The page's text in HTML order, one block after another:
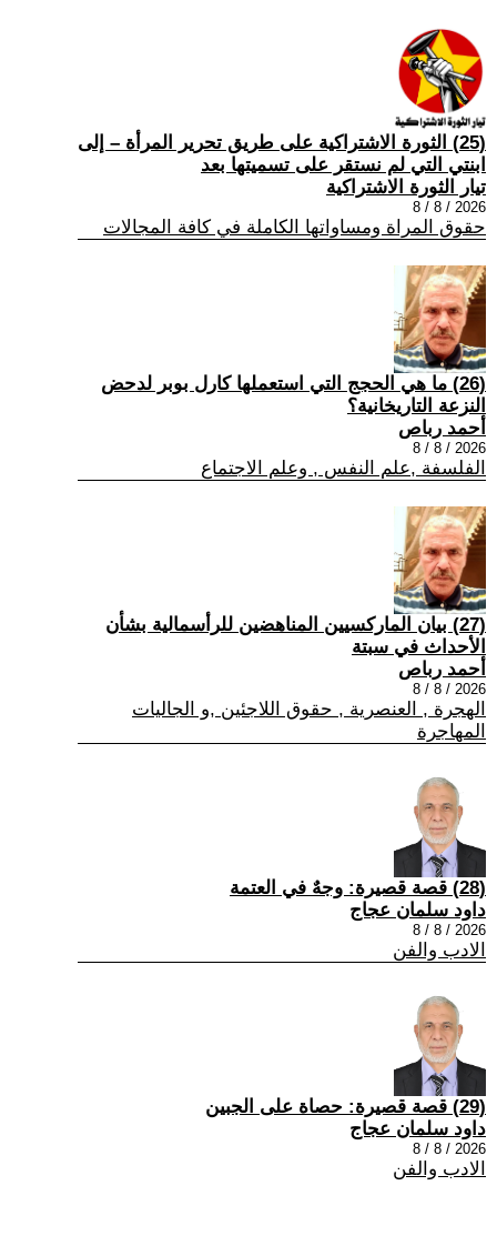
(25) الثورة الاشتراكية على طريق تحرير المرأة – إلى
ابنتي التي لم نستقر على تسميتها بعد
تيار الثورة الاشتراكية
2026 / 8 / 8
حقوق المراة ومساواتها الكاملة في كافة المجالات
(26) ما هي الحجج التي استعملها كارل بوبر لدحض
النزعة التاريخانية؟
أحمد رباص
2026 / 8 / 8
الفلسفة ,علم النفس , وعلم الاجتماع
(27) بيان الماركسيين المناهضين للرأسمالية بشأن
الأحداث في سبتة
أحمد رباص
2026 / 8 / 8
الهجرة , العنصرية , حقوق اللاجئين ,و الجاليات
المهاجرة
(28) قصة قصيرة: وجهٌ في العتمة
داود سلمان عجاج
2026 / 8 / 8
الادب والفن
(29) قصة قصيرة: حصاة على الجبين
داود سلمان عجاج
2026 / 8 / 8
الادب والفن